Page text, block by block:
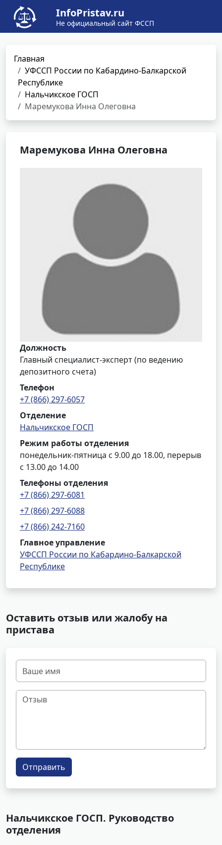
InfoPristav.ru
Не официальный сайт ФССП
Главная
УФССП России по Кабардино-Балкарской
Республике
Нальчикское ГОСП
Маремукова Инна Олеговна
Маремукова Инна Олеговна
Должность
Главный специалист-эксперт (по ведению
депозитного счета)
Телефон
+7 (866) 297-6057
Отделение
Нальчикское ГОСП
Режим работы отделения
понедельник-пятница с 9.00 до 18.00, перерыв
с 13.00 до 14.00
Телефоны отделения
+7 (866) 297-6081
+7 (866) 297-6088
+7 (866) 242-7160
Главное управление
УФССП России по Кабардино-Балкарской
Республике
Оставить отзыв или жалобу на
пристава
Отправить
Нальчикское ГОСП. Руководство
отделения